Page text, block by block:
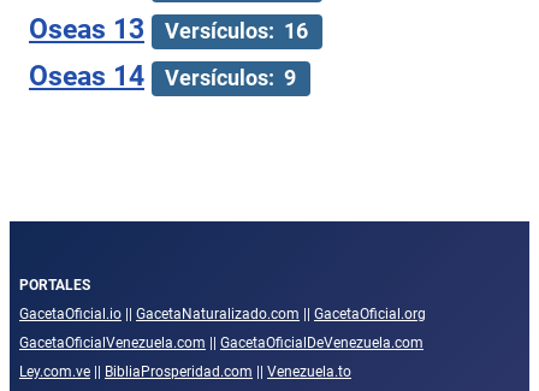
Oseas 13 Versículos: 16
Oseas 14 Versículos: 9
PORTALES
GacetaOficial.io
GacetaNaturalizado.com
GacetaOficial.org
GacetaOficialVenezuela.com
GacetaOficialDeVenezuela.com
Ley.com.ve
BibliaProsperidad.com
Venezuela.to